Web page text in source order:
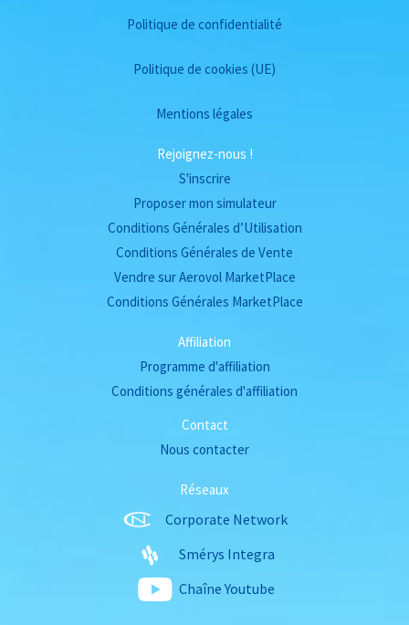
Politique de confidentialité
Politique de cookies (UE)
Mentions légales
Rejoignez-nous !
S'inscrire
Proposer mon simulateur
Conditions Générales d’Utilisation
Conditions Générales de Vente
Vendre sur Aerovol MarketPlace
Conditions Générales MarketPlace
Affiliation
Programme d'affiliation
Conditions générales d'affiliation
Contact
Nous contacter
Réseaux
Corporate Network
Smérys Integra
Chaîne Youtube